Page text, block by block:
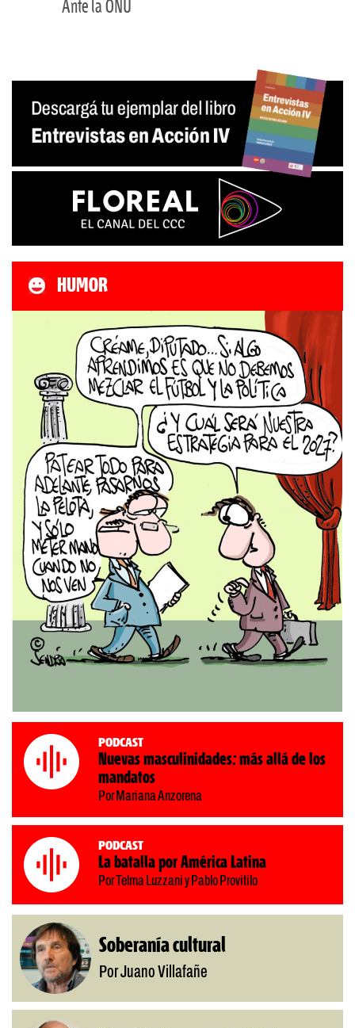
Ante la ONU
HUMOR
Podcast
Nuevas masculinidades: más allá de los
mandatos
Por Mariana Anzorena
Podcast
La batalla por América Latina
Por Telma Luzzani y Pablo Provitilo
Soberanía cultural
Por Juano Villafañe